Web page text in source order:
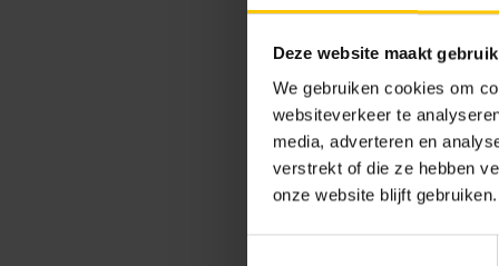
Deze website maakt
We gebruiken cookies om
websiteverkeer te
media, adverteren en
verstrekt of die ze hebben
onze website blijft gebruiken.
en évitant que l'ensemble
Carreaux de
Dans ce jardin tropical, les